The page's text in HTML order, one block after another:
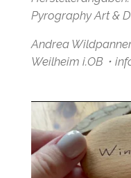
Pyrography Art &
Andrea
Weilheim i.OB・